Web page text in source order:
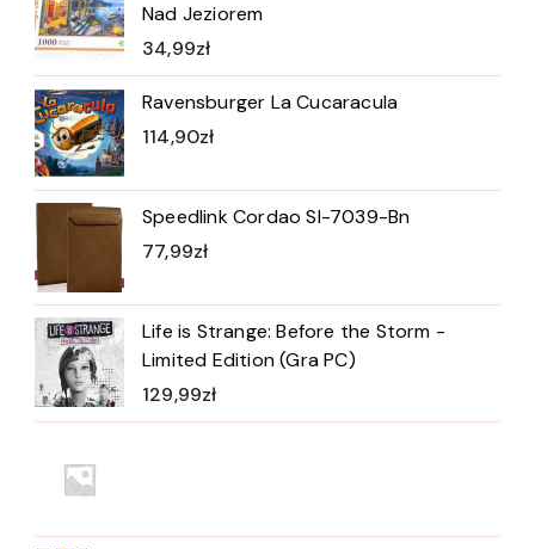
Nad Jeziorem
34,99zł
Ravensburger La Cucaracula
114,90zł
Speedlink Cordao Sl-7039-Bn
77,99zł
Life is Strange: Before the Storm -
Limited Edition (Gra PC)
129,99zł